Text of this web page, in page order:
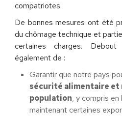
compatriotes.
De bonnes mesures ont été
du chômage technique et
certaines charges.
également de :
Garantir que notre pays
sécurité alimentaire et
population, y compris
maintenant certaines